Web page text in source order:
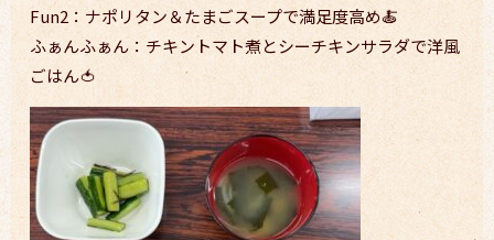
Fun2：ナポリタン＆たまごスープで満足度高め🍝
ふぁんふぁん：チキントマト煮とシーチキンサラダで洋風
ごはん🍅